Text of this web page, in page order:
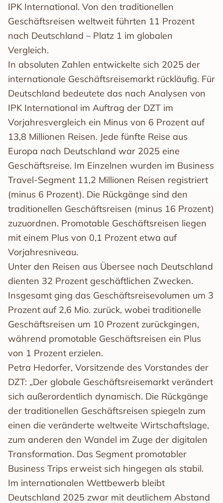
IPK International. Von den traditionellen
Geschäftsreisen weltweit führten 11 Prozent
nach Deutschland – Platz 1 im globalen
Vergleich.
In absoluten Zahlen entwickelte sich 2025 der
internationale Geschäftsreisemarkt rückläufig. Für
Deutschland bedeutete das nach Analysen von
IPK International im Auftrag der DZT im
Vorjahresvergleich ein Minus von 6 Prozent auf
13,8 Millionen Reisen. Jede fünfte Reise aus
Europa nach Deutschland war 2025 eine
Geschäftsreise. Im Einzelnen wurden im Business
Travel-Segment 11,2 Millionen Reisen registriert
(minus 6 Prozent). Die Rückgänge sind den
traditionellen Geschäftsreisen (minus 16 Prozent)
zuzuordnen. Promotable Geschäftsreisen liegen
mit einem Plus von 0,1 Prozent etwa auf
Vorjahresniveau.
Unter den Reisen aus Übersee nach Deutschland
dienten 32 Prozent geschäftlichen Zwecken.
Insgesamt ging das Geschäftsreisevolumen um 3
Prozent auf 2,6 Mio. zurück, wobei traditionelle
Geschäftsreisen um 10 Prozent zurückgingen,
während promotable Geschäftsreisen ein Plus
von 1 Prozent erzielen.
Petra Hedorfer, Vorsitzende des Vorstandes der
DZT: „Der globale Geschäftsreisemarkt verändert
sich außerordentlich dynamisch. Die Rückgänge
der traditionellen Geschäftsreisen spiegeln zum
einen die veränderte weltweite Wirtschaftslage,
zum anderen den Wandel im Zuge der digitalen
Transformation. Das Segment promotabler
Business Trips erweist sich hingegen als stabil.
Im internationalen Wettbewerb bleibt
Deutschland 2025 zwar mit deutlichem Abstand